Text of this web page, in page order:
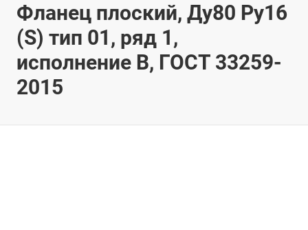
Фланец плоский, Ду80 Ру16
(S) тип 01, ряд 1,
исполнение B, ГОСТ 33259-
2015